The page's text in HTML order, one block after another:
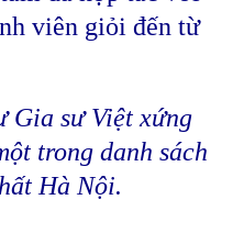
viên giỏi đến từ
Gia sư Việt xứng
trong danh sách
Hà Nội.